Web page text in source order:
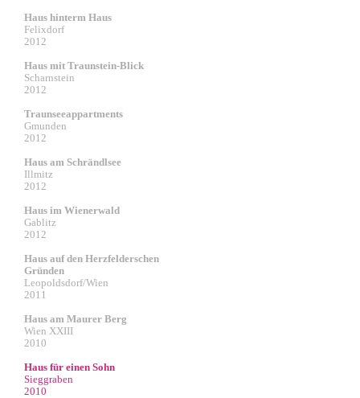
Haus hinterm Haus
Felixdorf
2012
Haus mit Traunstein-Blick
Scharnstein
2012
Traunseeappartments
Gmunden
2012
Haus am Schrändlsee
Illmitz
2012
Haus im Wienerwald
Gablitz
2012
Haus auf den Herzfelderschen
Gründen
Leopoldsdorf/Wien
2011
Haus am Maurer Berg
Wien XXIII
2010
Haus für einen Sohn
Sieggraben
2010